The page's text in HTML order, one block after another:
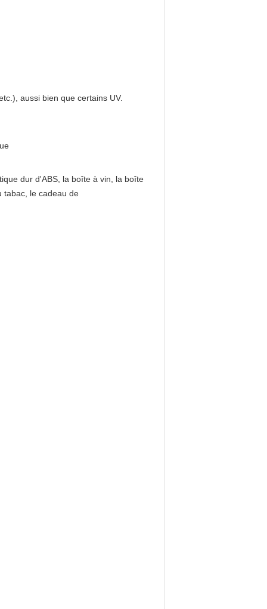
aussi bien que certains UV.
dur d'ABS, la boîte à vin, la boîte
tabac, le cadeau de